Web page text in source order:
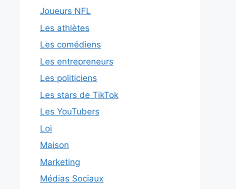
Joueurs NFL
Les athlètes
Les comédiens
Les entrepreneurs
Les politiciens
Les stars de TikTok
Les YouTubers
Loi
Maison
Marketing
Médias Sociaux